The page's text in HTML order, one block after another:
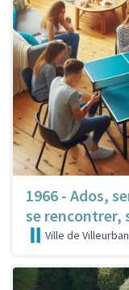
1966 - Ados,
se rencontrer,
Ville de